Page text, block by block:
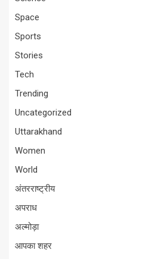
Space
Sports
Stories
Tech
Trending
Uncategorized
Uttarakhand
Women
World
अंतरराष्ट्रीय
अपराध
अल्मोड़ा
आपका शहर